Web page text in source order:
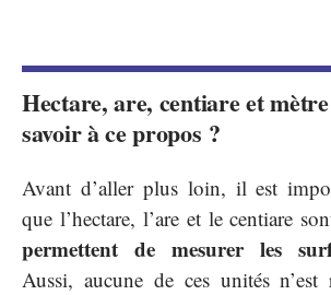
Hectare, are, centiare et
savoir à ce propos ?
Avant d’aller plus loin, il est
que l’hectare, l’are et le centiare
permettent de mesurer les
Aussi, aucune de ces unités